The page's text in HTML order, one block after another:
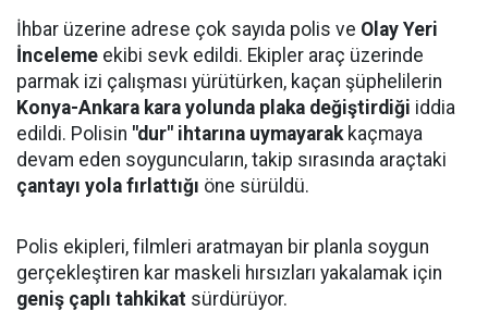
İhbar üzerine adrese çok sayıda polis ve Olay Yeri
İnceleme ekibi sevk edildi. Ekipler araç üzerinde
parmak izi çalışması yürütürken, kaçan şüphelilerin
Konya-Ankara kara yolunda plaka değiştirdiği iddia
edildi. Polisin "dur" ihtarına uymayarakkaçmaya
devam eden soyguncuların, takip sırasında araçtaki
çantayı yola fırlattığı öne sürüldü.
Polis ekipleri, filmleri aratmayan bir planla soygun
gerçekleştiren kar maskeli hırsızları yakalamak için
geniş çaplı tahkikat sürdürüyor.